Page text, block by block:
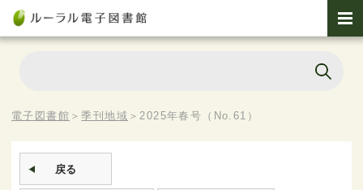
電子図書館 ＞季刊地域 ＞2025年春号（No.61）
戻る